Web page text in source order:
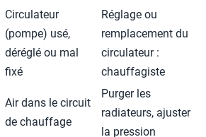
Circulateur
(pompe) usé,
déréglé ou mal
fixé
Réglage ou
remplacement du
circulateur :
chauffagiste
Air dans le circuit
de chauffage
Purger les
radiateurs, ajuster
la pression